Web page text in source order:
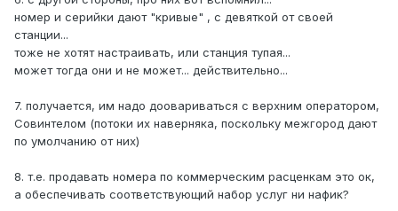
номер и серийки дают "кривые" , с девяткой от своей
станции...
тоже не хотят настраивать, или станция тупая...
может тогда они и не может... действительно...
7. получается, им надо доовариваться с верхним оператором,
Совинтелом (потоки их наверняка, поскольку межгород дают
по умолчанию от них)
8. т.е. продавать номера по коммерческим расценкам это ок,
а обеспечивать соответствующий набор услуг ни нафик?